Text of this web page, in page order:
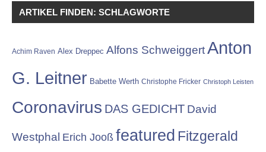
ARTIKEL FINDEN: SCHLAGWORTE
Achim Raven Alex Dreppec Alfons SchweiggertAnton
G. Leitner Babette Werth Christophe Fricker Christoph Leisten
Coronavirus DAS GEDICHT David
Westphal Erich Jooß featured Fitzgerald